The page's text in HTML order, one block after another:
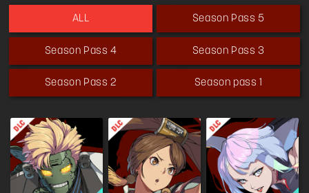
ALL Season Pass 5
Season Pass 4 Season Pass 3
Season Pass 2 Season pass 1